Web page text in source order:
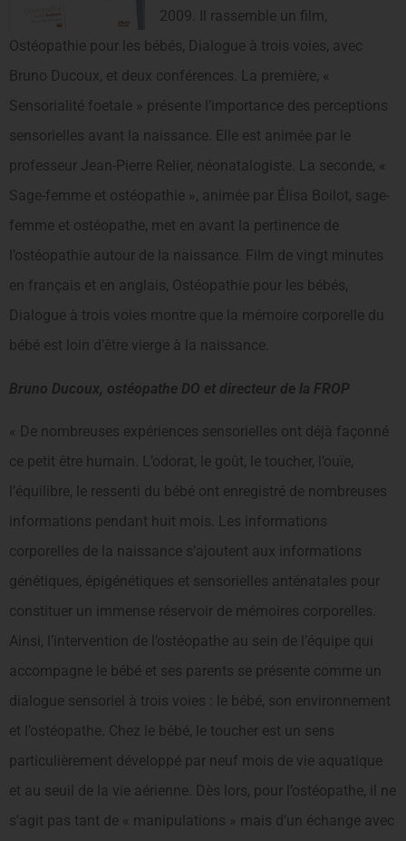
2009. Il rassemble un film,
Ostéopathie pour les bébés, Dialogue à trois voies, avec
Bruno Ducoux, et deux conférences. La première, «
Sensorialité foetale » présente l’importance des perceptions
sensorielles avant la naissance. Elle est animée par le
professeur Jean-Pierre Relier, néonatalogiste. La seconde, «
Sage-femme et ostéopathie », animée par Élisa Boilot, sage-
femme et ostéopathe, met en avant la pertinence de
l’ostéopathie autour de la naissance. Film de vingt minutes
en français et en anglais, Ostéopathie pour les bébés,
Dialogue à trois voies montre que la mémoire corporelle du
bébé est loin d’être vierge à la naissance.
Bruno Ducoux, ostéopathe DO et directeur de la FROP
« De nombreuses expériences sensorielles ont déjà façonné
ce petit être humain. L’odorat, le goût, le toucher, l’ouïe,
l’équilibre, le ressenti du bébé ont enregistré de nombreuses
informations pendant huit mois. Les informations
corporelles de la naissance s’ajoutent aux informations
génétiques, épigénétiques et sensorielles anténatales pour
constituer un immense réservoir de mémoires corporelles.
Ainsi, l’intervention de l’ostéopathe au sein de l’équipe qui
accompagne le bébé et ses parents se présente comme un
dialogue sensoriel à trois voies : le bébé, son environnement
et l’ostéopathe. Chez le bébé, le toucher est un sens
particulièrement développé par neuf mois de vie aquatique
et au seuil de la vie aérienne. Dès lors, pour l’ostéopathe, il ne
s’agit pas tant de « manipulations » mais d’un échange avec